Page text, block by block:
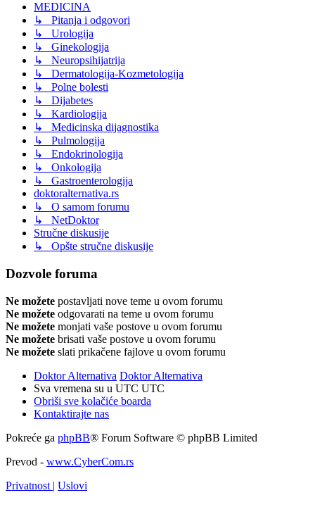
MEDICINA
↳ Pitanja i odgovori
↳ Urologija
↳ Ginekologija
↳ Neuropsihijatrija
↳ Dermatologija-Kozmetologija
↳ Polne bolesti
↳ Dijabetes
↳ Kardiologija
↳ Medicinska dijagnostika
↳ Pulmologija
↳ Endokrinologija
↳ Onkologija
↳ Gastroenterologija
doktoralternativa.rs
↳ O samom forumu
↳ NetDoktor
Stručne diskusije
↳ Opšte stručne diskusije
Dozvole foruma
Ne možete postavljati nove teme u ovom forumu
Ne možete odgovarati na teme u ovom forumu
Ne možete monjati vaše postove u ovom forumu
Ne možete brisati vaše postove u ovom forumu
Ne možete slati prikačene fajlove u ovom forumu
Doktor Alternativa Doktor Alternativa
Sva vremena su u UTC UTC
Obriši sve kolačiće boarda
Kontaktirajte nas
Pokreće ga phpBB® Forum Software © phpBB Limited
Prevod - www.CyberCom.rs
Privatnost | Uslovi